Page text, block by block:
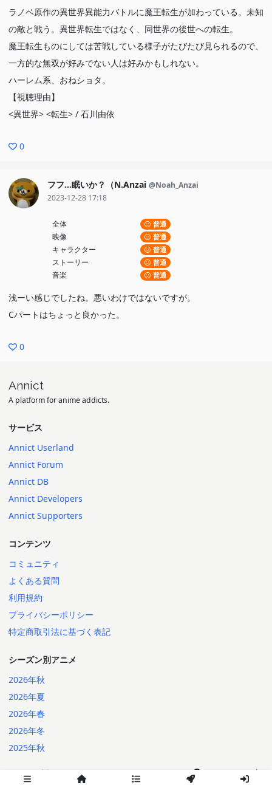
ラノベ原作の異世界異能力バトルに魔王転生が加わっている。未知
の敵と戦う。異世界転生ではなく、同世界の後世への転生。
魔王転生ものにしては苦戦している様子がたびたび見られるので、
一方的な無双が好みでない人は好みかもしれない。
ハーレム系、おねショタ。
【視聴理由】
<異世界> <転生> / 石川由依
0
フフ…眠いか？（N.Anzai @Noah_Anzai
2023-12-28 17:18
全体 普通
映像 普通
キャラクター 普通
ストーリー 普通
音楽 普通
浅ーい感じでしたね。悪いわけではないですが。
Cパートはちょっと良かった。
0
Annict
A platform for anime addicts.
サービス
Annict Userland
Annict Forum
Annict DB
Annict Developers
Annict Supporters
コンテンツ
コミュニティ
よくある質問
利用規約
プライバシーポリシー
特定商取引法に基づく表記
シーズン別アニメ
2026年秋
2026年夏
2026年春
2026年冬
2025年秋
言語: 日本語 English 2014-2026 Annict